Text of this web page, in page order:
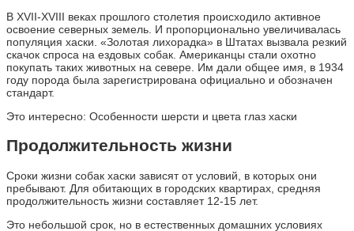
В XVII-XVIII веках прошлого столетия происходило активное
освоение северных земель. И пропорционально увеличивалась
популяция хаски. «Золотая лихорадка» в Штатах вызвала резкий
скачок спроса на ездовых собак. Американцы стали охотно
покупать таких животных на севере. Им дали общее имя, в 1934
году порода была зарегистрирована официально и обозначен
стандарт.
Это интересно: Особенности шерсти и цвета глаз хаски
Продолжительность жизни
Сроки жизни собак хаски зависят от условий, в которых они
пребывают. Для обитающих в городских квартирах, средняя
продолжительность жизни составляет 12-15 лет.
Это небольшой срок, но в естественных домашних условиях